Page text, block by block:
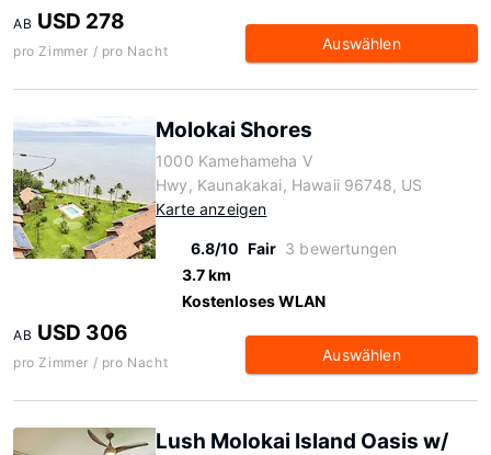
AB USD 278
pro Zimmer / pro Nacht Auswählen
Molokai Shores
1000 Kamehameha V
Hwy, Kaunakakai, Hawaii 96748, US
Karte anzeigen
6.8/10 Fair 3 bewertungen
3.7 km
Kostenloses WLAN
AB USD 306
pro Zimmer / pro Nacht Auswählen
Lush Molokai Island Oasis w/